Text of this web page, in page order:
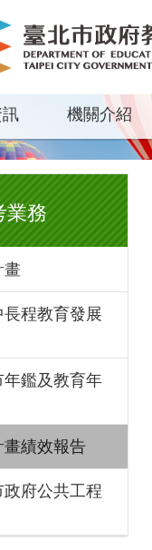
機關介紹
業務
畫
長程教育發展
年鑑及教育年
畫績效報告
政府公共工程